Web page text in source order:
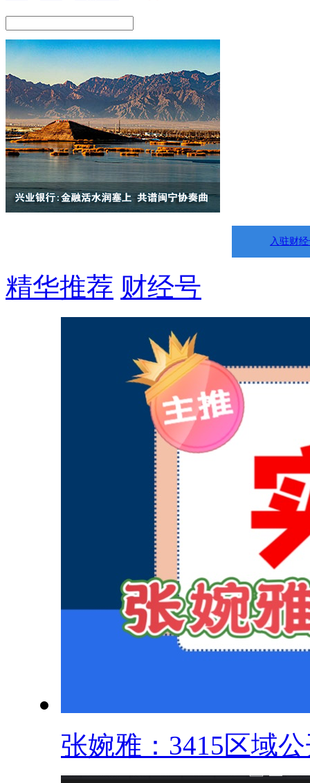
入驻财
精华推荐 财经号
张婉雅：3415区域